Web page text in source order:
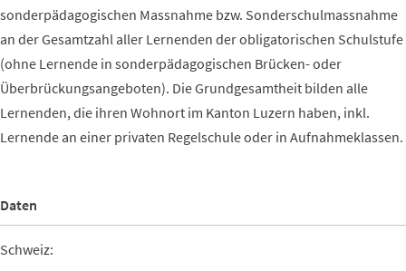
sonderpädagogischen Massnahme bzw. Sonderschulmassnahme
an der Gesamtzahl aller Lernenden der obligatorischen Schulstufe
(ohne Lernende in sonderpädagogischen Brücken- oder
Überbrückungsangeboten). Die Grundgesamtheit bilden alle
Lernenden, die ihren Wohnort im Kanton Luzern haben, inkl.
Lernende an einer privaten Regelschule oder in Aufnahmeklassen.
Daten
Schweiz: